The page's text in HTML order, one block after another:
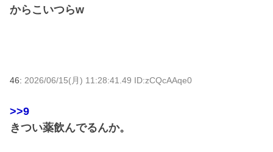
からこいつらw
46: 2026/06/15(月) 11:28:41.49 ID:zCQcAAqe0
>>9
きつい薬飲んでるんか。